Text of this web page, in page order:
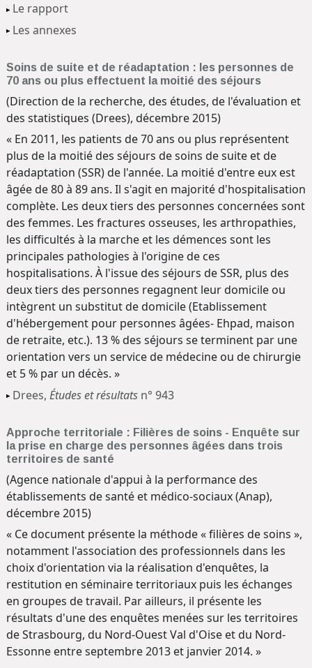
Le rapport
Les annexes
Soins de suite et de réadaptation : les personnes de
70 ans ou plus effectuent la moitié des séjours
(Direction de la recherche, des études, de l'évaluation et
des statistiques (Drees), décembre 2015)
« En 2011, les patients de 70 ans ou plus représentent
plus de la moitié des séjours de soins de suite et de
réadaptation (SSR) de l'année. La moitié d'entre eux est
âgée de 80 à 89 ans. Il s'agit en majorité d'hospitalisation
complète. Les deux tiers des personnes concernées sont
des femmes. Les fractures osseuses, les arthropathies,
les difficultés à la marche et les démences sont les
principales pathologies à l'origine de ces
hospitalisations. À l'issue des séjours de SSR, plus des
deux tiers des personnes regagnent leur domicile ou
intègrent un substitut de domicile (Etablissement
d'hébergement pour personnes âgées- Ehpad, maison
de retraite, etc.). 13 % des séjours se terminent par une
orientation vers un service de médecine ou de chirurgie
et 5 % par un décès. »
Drees, Études et résultats n° 943
Approche territoriale : Filières de soins - Enquête sur
la prise en charge des personnes âgées dans trois
territoires de santé
(Agence nationale d'appui à la performance des
établissements de santé et médico-sociaux (Anap),
décembre 2015)
« Ce document présente la méthode « filières de soins »,
notamment l'association des professionnels dans les
choix d'orientation via la réalisation d'enquêtes, la
restitution en séminaire territoriaux puis les échanges
en groupes de travail. Par ailleurs, il présente les
résultats d'une des enquêtes menées sur les territoires
de Strasbourg, du Nord-Ouest Val d'Oise et du Nord-
Essonne entre septembre 2013 et janvier 2014. »